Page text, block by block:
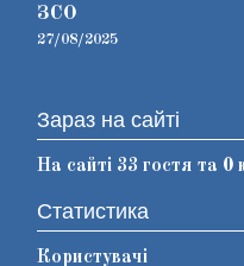
ЗСО
27/08/2025
Зараз на сайті
На сайті 33 гостя та 0
Статистика
Користувачі